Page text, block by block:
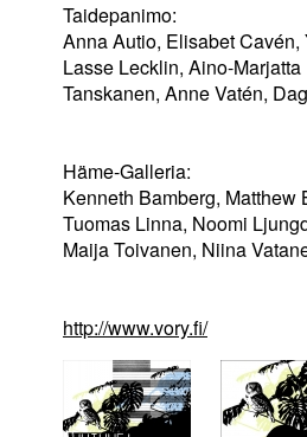
Taidepanimo:
Anna Autio, Elisabet
Lasse Lecklin, Aino-
Tanskanen, Anne Vatén,
Häme-Galleria:
Kenneth Bamberg,
Tuomas Linna, Noomi
Maija Toivanen, Niina
http://www.vory.fi/